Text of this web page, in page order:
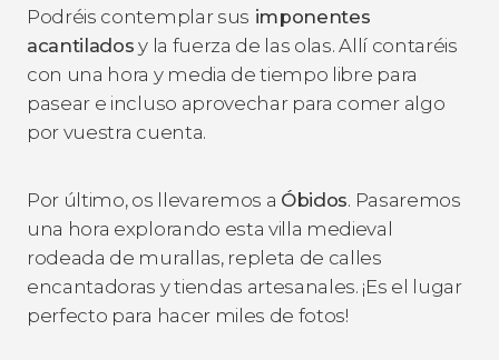
Podréis contemplar sus imponentes
acantilados y la fuerza de las olas. Allí contaréis
con una hora y media de tiempo libre para
pasear e incluso aprovechar para comer algo
por vuestra cuenta.
Por último, os llevaremos a Óbidos. Pasaremos
una hora explorando esta villa medieval
rodeada de murallas, repleta de calles
encantadoras y tiendas artesanales. ¡Es el lugar
perfecto para hacer miles de fotos!